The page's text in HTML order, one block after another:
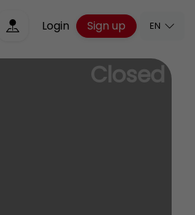
Login Sign up EN
Closed